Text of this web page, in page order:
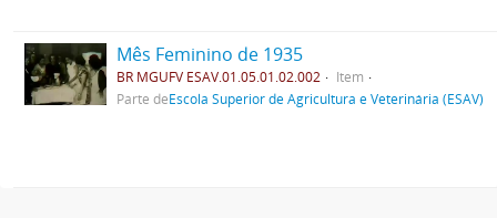
Mês Feminino de 1935
BR MGUFV ESAV.01.05.01.02.002
Item
Parte deEscola Superior de Agricultura e Veterinária (ESAV)